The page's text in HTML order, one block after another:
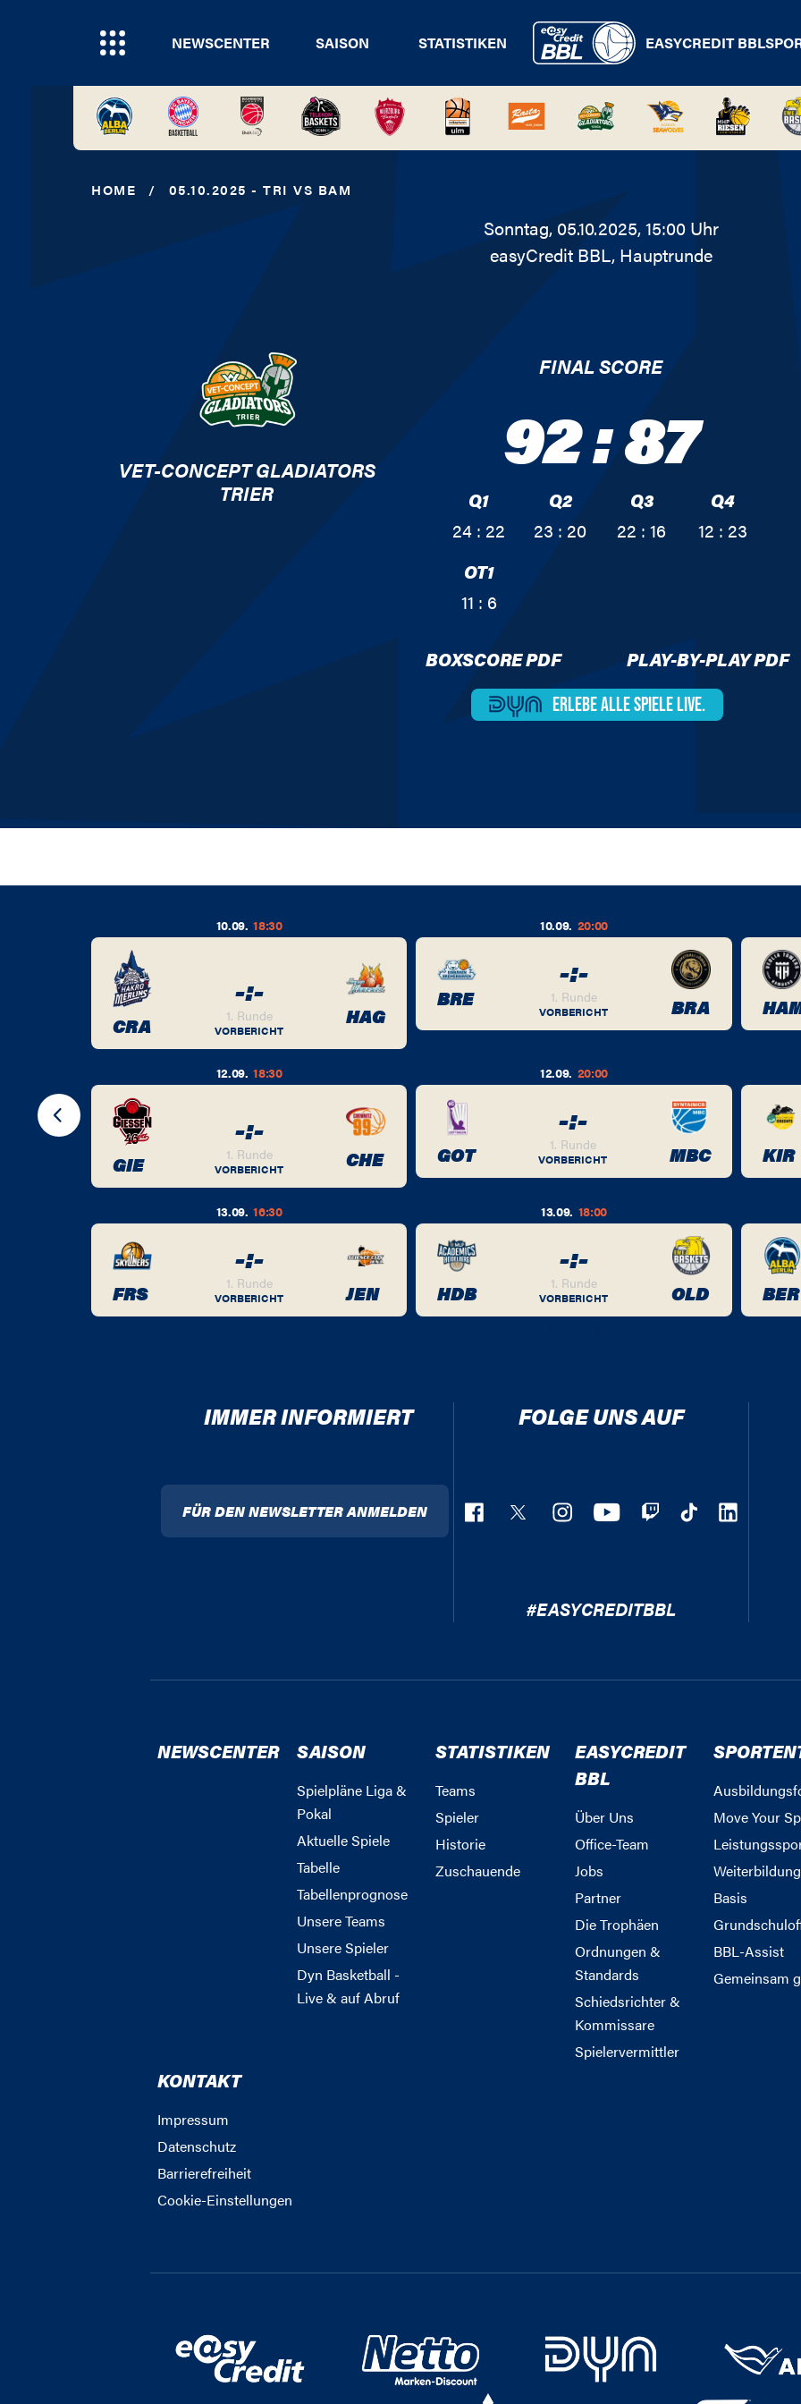
NEWSCENTER SAISON STATISTIKEN EASYCREDIT BBL
HOME / 05.10.2025 - TRI VS BAM
Sonntag, 05.10.2025, 15:00 Uhr
easyCredit BBL, Hauptrunde
VET-CONCEPT GLADIATORS
TRIER
FINAL SCORE
92:87
Q1
24 : 22
Q2
23 : 20
Q3
22 : 16
Q4
12 : 23
OT1
11 : 6
BOXSCORE PDF PLAY-BY-PLAY PDF
ERLEBE ALLESPIELE LIVE.
BER
10.09. 18:30
CRA
-:-
1. Runde
VORBERICHT
HAG
10.09. 20:00
BRE
-:-
1. Runde
VORBERICHT BRA
12.09. 18:30
GIE
-:-
1. Runde
VORBERICHT CHE
12.09. 20:00
GOT
-:-
1. Runde
VORBERICHT MBC KIR
13.09. 16:30
FRS
-:-
1. Runde
VORBERICHT JEN
13.09. 18:00
HDB
-:-
1. Runde
VORBERICHT OLD BER
IMMER INFORMIERT
FÜR DEN NEWSLETTER ANMELDEN
FOLGE UNS AUF
#EASYCREDITBBL
NEWSCENTER SAISON
Spielpläne Liga &
Pokal
Aktuelle Spiele
Tabelle
Tabellenprognose
Unsere Teams
Unsere Spieler
Dyn Basketball -
Live & auf Abruf
STATISTIKEN
Teams
Spieler
Historie
Zuschauende
EASYCREDIT
BBL
Über Uns
Office-Team
Jobs
Partner
Die Trophäen
Ordnungen &
Standards
Schiedsrichter &
Kommissare
Spielervermittler
Move Your
Weiterbildung
Basis
BBL-Assist
Gemeinsam
KONTAKT
Impressum
Datenschutz
Barrierefreiheit
Cookie-Einstellungen